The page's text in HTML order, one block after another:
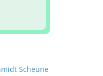
Scheune